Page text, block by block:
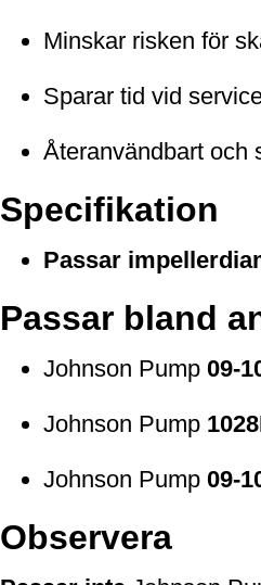
Minskar risken för
Sparar tid vid
Återanvändbart och
Specifikation
Passar
Passar bland
Johnson Pump 09-
Johnson Pump
Johnson Pump 09-
Observera